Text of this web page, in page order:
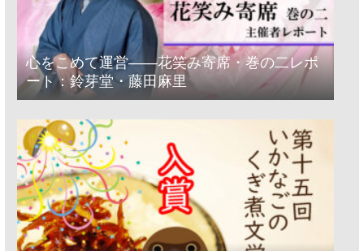
心をこめて運営――花笑み寄席・巻の二レポ
ート：鈴芽堂・藤田麻里